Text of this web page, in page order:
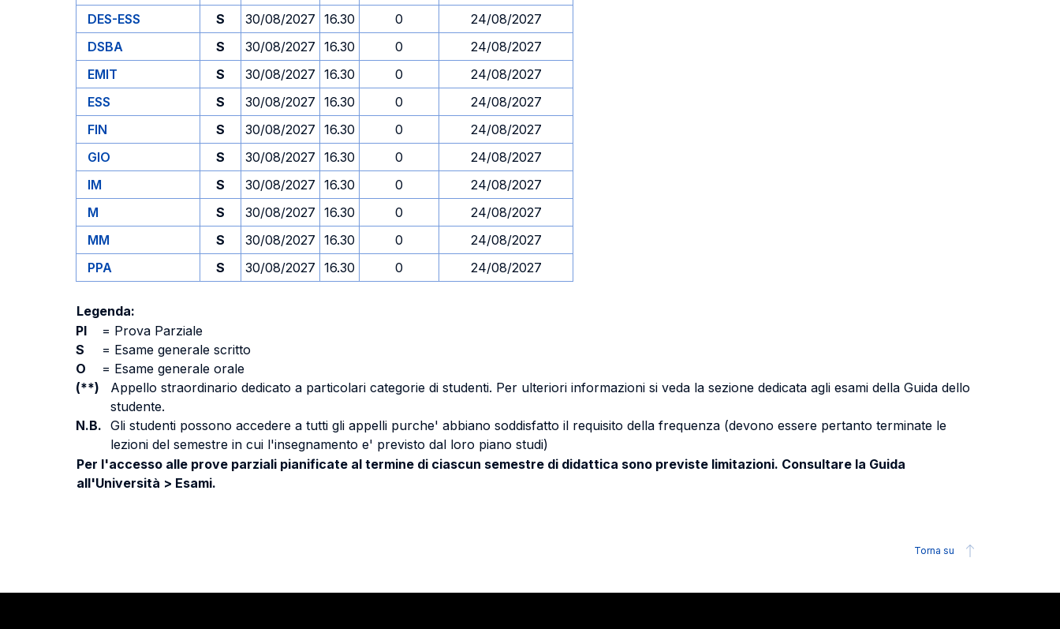
DES-ESS
S 30/08/2027 16.30 0
24/08/2027
DSBA
S 30/08/2027 16.30 0
24/08/2027
EMIT
S 30/08/2027 16.30 0
24/08/2027
ESS
S 30/08/2027 16.30 0
24/08/2027
FIN
S 30/08/2027 16.30 0
24/08/2027
GIO
S 30/08/2027 16.30 0
24/08/2027
IM
S 30/08/2027 16.30 0
24/08/2027
M
S 30/08/2027 16.30 0
24/08/2027
MM
S 30/08/2027 16.30 0
24/08/2027
PPA
S 30/08/2027 16.30 0 24/08/2027
Legenda:
PI
= Prova Parziale
S
= Esame generale scritto
O
= Esame generale orale
(**)
Appello straordinario dedicato a particolari categorie di studenti. Per ulteriori informazioni si veda la sezione dedicata agli esami della Guida dello
studente.
N.B. Gli studenti possono accedere a tutti gli appelli purche' abbiano soddisfatto il requisito della frequenza (devono essere pertanto terminate le
lezioni del semestre in cui l'insegnamento e' previsto dal loro piano studi)
Per l'accesso alle prove parziali pianificate al termine di ciascun semestre di didattica sono previste limitazioni. Consultare la Guida
all'Università > Esami.
Torna su